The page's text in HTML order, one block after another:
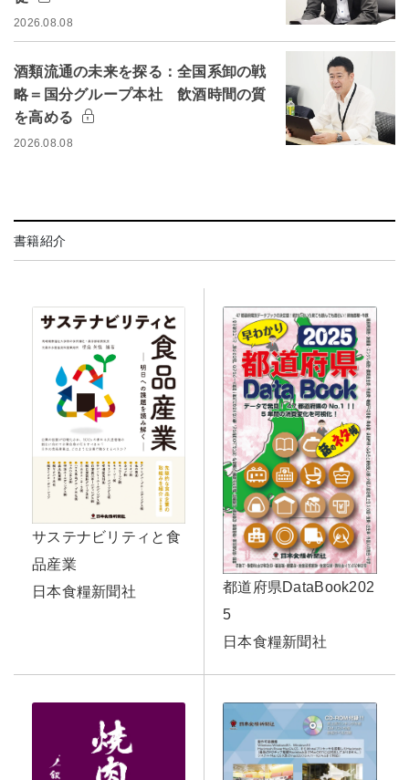
2026.08.08
酒類流通の未来を探る：全国系卸の戦
略＝国分グループ本社 飲酒時間の質
を高める
2026.08.08
書籍紹介
サステナビリティと食
品産業
日本食糧新聞社
都道府県DataBook202
5
日本食糧新聞社